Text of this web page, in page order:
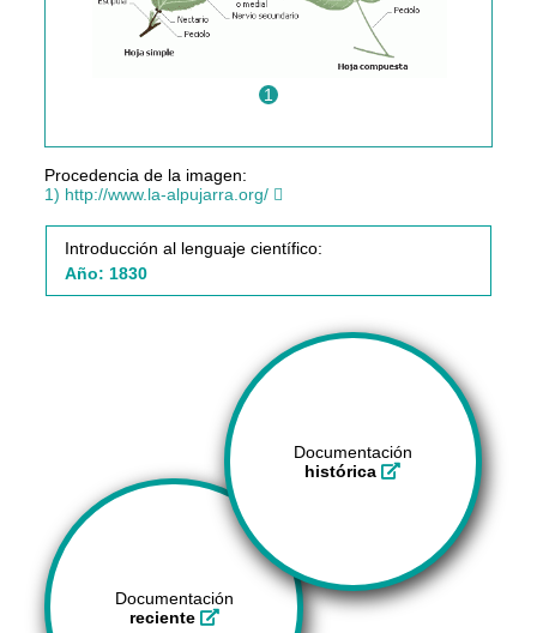
1
Procedencia de la imagen:
1) http://www.la-alpujarra.org/
Introducción al lenguaje científico:
Año: 1830
Documentación
histórica
Documentación
reciente